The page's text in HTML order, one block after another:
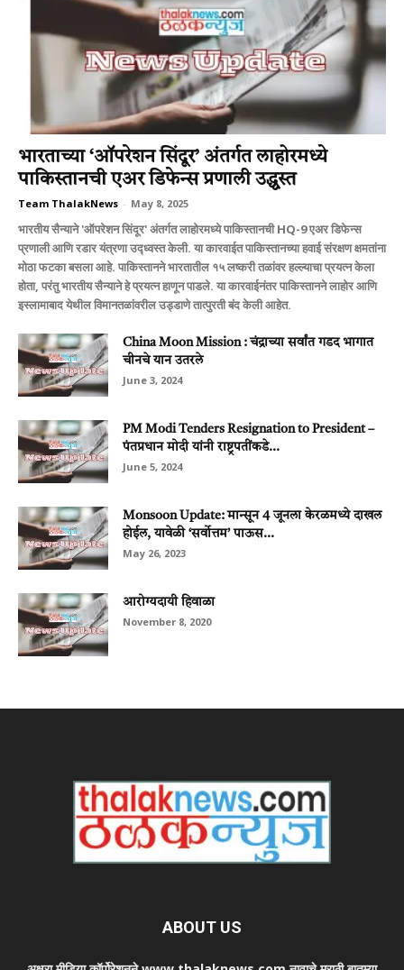
भारताच्या ‘ऑपरेशन सिंदूर’ अंतर्गत लाहोरमध्ये
पाकिस्तानची एअर डिफेन्स प्रणाली उद्ध्वस्त
Team ThalakNews - May 8, 2025
भारतीय सैन्याने 'ऑपरेशन सिंदूर' अंतर्गत लाहोरमध्ये पाकिस्तानची HQ-9 एअर डिफेन्स
प्रणाली आणि रडार यंत्रणा उद्ध्वस्त केली. या कारवाईत पाकिस्तानच्या हवाई संरक्षण क्षमतांना
मोठा फटका बसला आहे. पाकिस्तानने भारतातील १५ लष्करी तळांवर हल्ल्याचा प्रयत्न केला
होता, परंतु भारतीय सैन्याने हे प्रयत्न हाणून पाडले. या कारवाईनंतर पाकिस्तानने लाहोर आणि
इस्लामाबाद येथील विमानतळांवरील उड्डाणे तात्पुरती बंद केली आहेत.
China Moon Mission : चंद्राच्या सर्वांत गडद भागात
चीनचे यान उतरले
June 3, 2024
PM Modi Tenders Resignation to President –
पंतप्रधान मोदी यांनी राष्ट्रपतींकडे...
June 5, 2024
Monsoon Update: मान्सून 4 जूनला केरळमध्ये दाखल
होईल, यावेळी ‘सर्वोत्तम’ पाऊस...
May 26, 2023
आरोग्यदायी हिवाळा
November 8, 2020
ABOUT US